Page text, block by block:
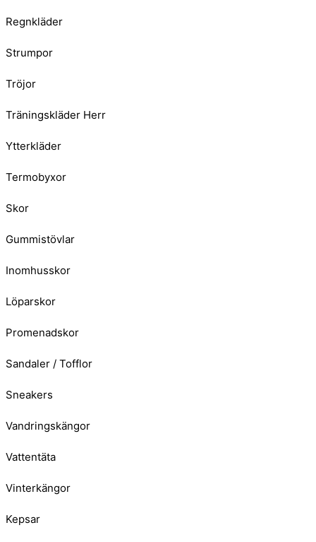
Regnkläder
Strumpor
Tröjor
Träningskläder Herr
Ytterkläder
Termobyxor
Skor
Gummistövlar
Inomhusskor
Löparskor
Promenadskor
Sandaler / Tofflor
Sneakers
Vandringskängor
Vattentäta
Vinterkängor
Kepsar